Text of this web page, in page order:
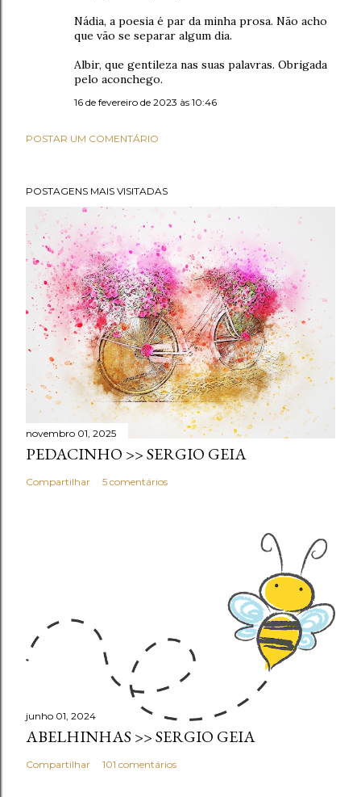
Nádia, a poesia é par da minha prosa. Não acho
que vão se separar algum dia.
Albir, que gentileza nas suas palavras. Obrigada
pelo aconchego.
16 de fevereiro de 2023 às 10:46
POSTAR UM COMENTÁRIO
POSTAGENS MAIS VISITADAS
novembro 01, 2025
PEDACINHO >> SERGIO GEIA
Compartilhar 5 comentários
junho 01, 2024
ABELHINHAS >> SERGIO GEIA
Compartilhar 101 comentários